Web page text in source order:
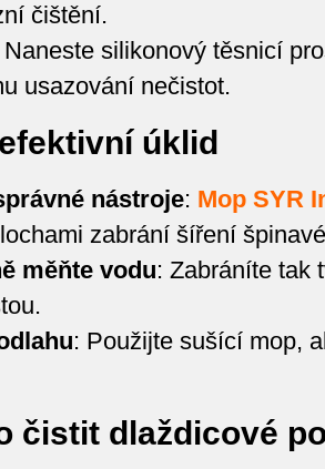
čištění.
silikonový těsnicí
usazování nečistot.
úklid
nástroje: Mop SYR
zabrání šíření
měňte vodu: Zabráníte tak
: Použijte sušící mop,
čistit dlaždicové